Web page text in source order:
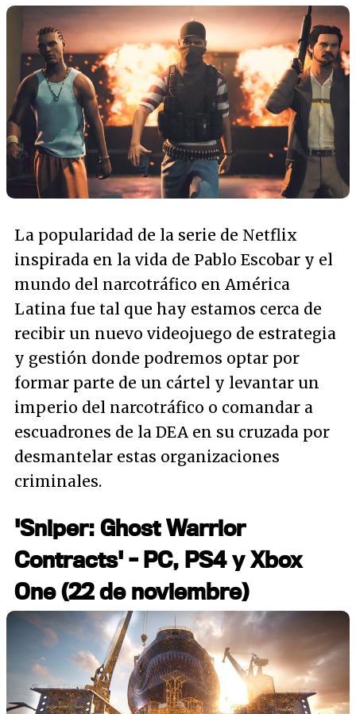
La popularidad de la serie de Netflix
inspirada en la vida de Pablo Escobar y el
mundo del narcotráfico en América
Latina fue tal que hay estamos cerca de
recibir un nuevo videojuego de estrategia
y gestión donde podremos optar por
formar parte de un cártel y levantar un
imperio del narcotráfico o comandar a
escuadrones de la DEA en su cruzada por
desmantelar estas organizaciones
criminales.
'Sniper: Ghost Warrior
Contracts' - PC, PS4 y Xbox
One (22 de noviembre)